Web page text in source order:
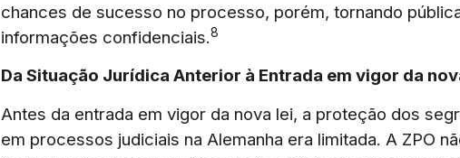
chances de sucesso no processo, porém, tornando
informações confidenciais.8
Da Situação Jurídica Anterior à Entrada em vigor da
Antes da entrada em vigor da nova lei, a proteção dos
em processos judiciais na Alemanha era limitada. A ZPO